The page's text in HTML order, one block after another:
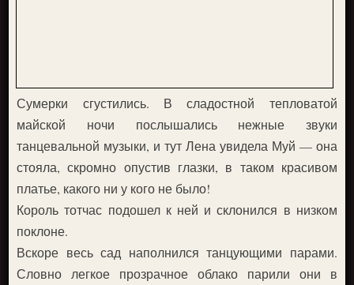
Сумерки сгустились. В сладостной тепловатой
майской ночи послышались нежные звуки
танцевальной музыки, и тут Лена увидела Муй — она
стояла, скромно опустив глазки, в таком красивом
платье, какого ни у кого не было!
Король тотчас подошел к ней и склонился в низком
поклоне.
Вскоре весь сад наполнился танцующими парами.
Словно легкое прозрачное облако парили они в